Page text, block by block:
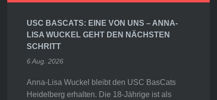
USC BASCATS: EINE VON UNS – ANNA-
LISA WUCKEL GEHT DEN NÄCHSTEN
SCHRITT
6 Aug. 2026
Anna-Lisa Wuckel bleibt den USC BasCats
Heidelberg erhalten. Die 18-Jährige ist als